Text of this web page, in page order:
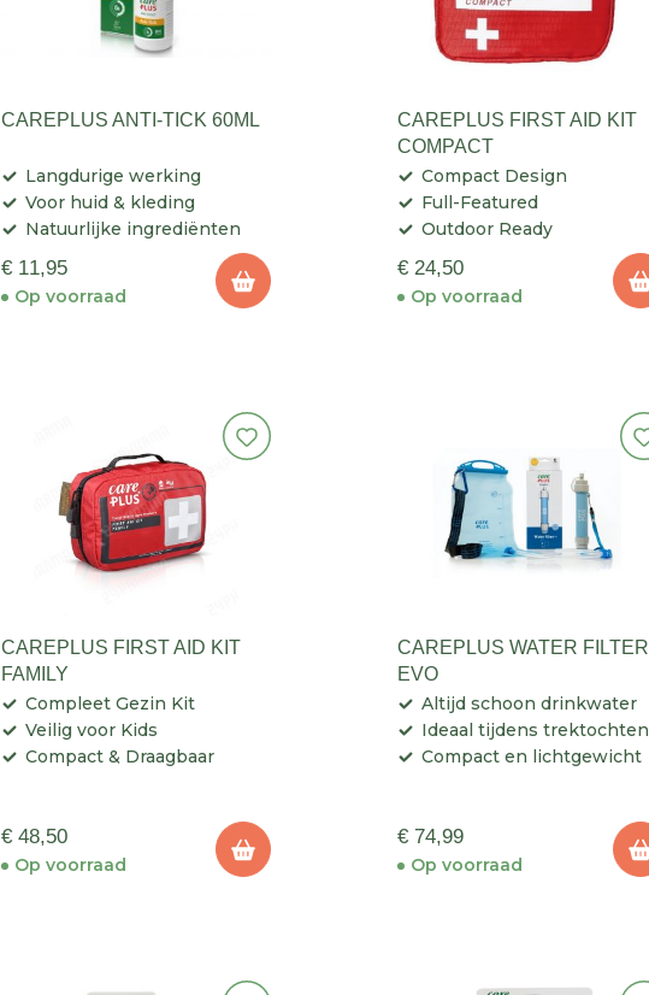
CAREPLUS ANTI-TICK 60ML
Langdurige werking
Voor huid & kleding
Natuurlijke ingrediënten
€ 11,95
Op voorraad
CAREPLUS FIRST AID KIT
COMPACT
Compact Design
Full-Featured
Outdoor Ready
€ 24,50
Op voorraad
CAREPLUS FIRST AID KIT
FAMILY
Compleet Gezin Kit
Veilig voor Kids
Compact & Draagbaar
€ 48,50
Op voorraad
CAREPLUS WATER FILTER
EVO
Altijd schoon drinkwater
Ideaal tijdens trektochten
Compact en lichtgewicht
€ 74,99
Op voorraad